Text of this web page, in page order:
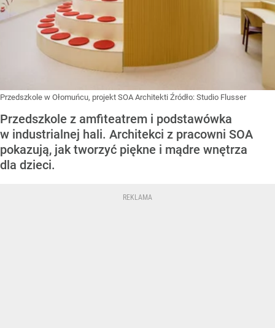
Przedszkole w Ołomuńcu, projekt SOA Architekti Źródło: Studio Flusser
Przedszkole z amfiteatrem i podstawówka
w industrialnej hali. Architekci z pracowni SOA
pokazują, jak tworzyć piękne i mądre wnętrza
dla dzieci.